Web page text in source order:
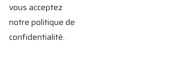
vous acceptez
notre politique de
confidentialité.